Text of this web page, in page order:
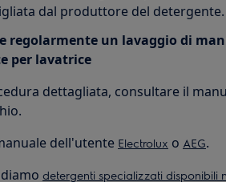
dal produttore del detergente.
regolarmente un lavaggio di
per lavatrice
dettagliata, consultare il
dell'utente Electrolux o AEG.
detergenti specializzati disponibili